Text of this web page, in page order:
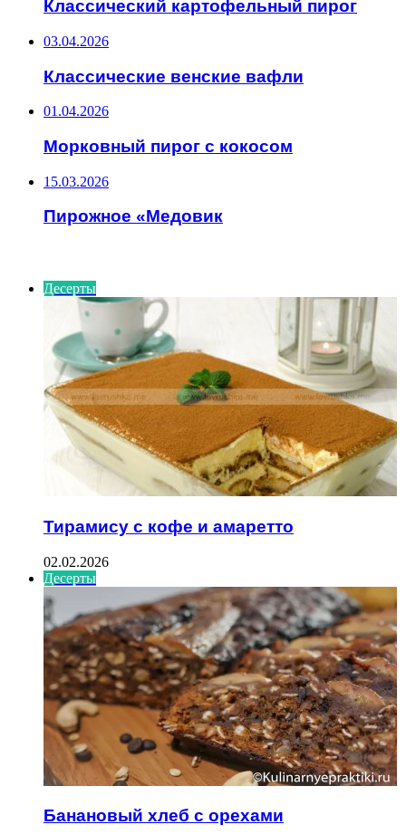
Классический картофельный пирог
03.04.2026
Классические венские вафли
01.04.2026
Морковный пирог с кокосом
15.03.2026
Пирожное «Медовик
Десерты
Тирамису с кофе и амаретто
02.02.2026
Десерты
Банановый хлеб с орехами